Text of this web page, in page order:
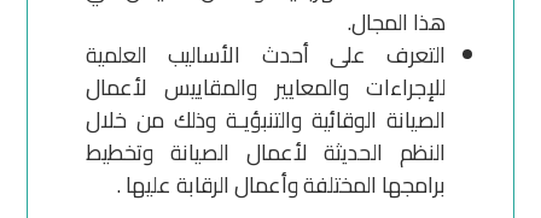
هذا المجال.
التعرف على أحدث الأساليب العلمية
للإجراءات والمعايير والمقاييس لأعمال
الصيانة الوقائية والتنبؤيـة وذلك من خلال
النظم الحديثة لأعمال الصيانة وتخطيط
برامجها المختلفة وأعمال الرقابة عليها .